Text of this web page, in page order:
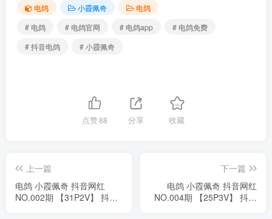
电鸽 小霞佩奇
电鸽
# 电鸽
# 电鸽官网 # 电鸽app
# 电鸽免费
# 抖音电鸽
# 小霞佩奇
点赞88 分享 收藏
上一篇
电鸽 小霞佩奇 抖音网红
NO.002期 【31P2V】 抖音
下一篇
电鸽 小霞佩奇 抖音网红
NO.004期 【25P3V】 抖音